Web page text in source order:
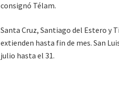
consignó Télam.
Santa Cruz, Santiago del Estero y
extienden hasta fin de mes. San
julio hasta el 31.